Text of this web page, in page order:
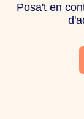
Posa't en